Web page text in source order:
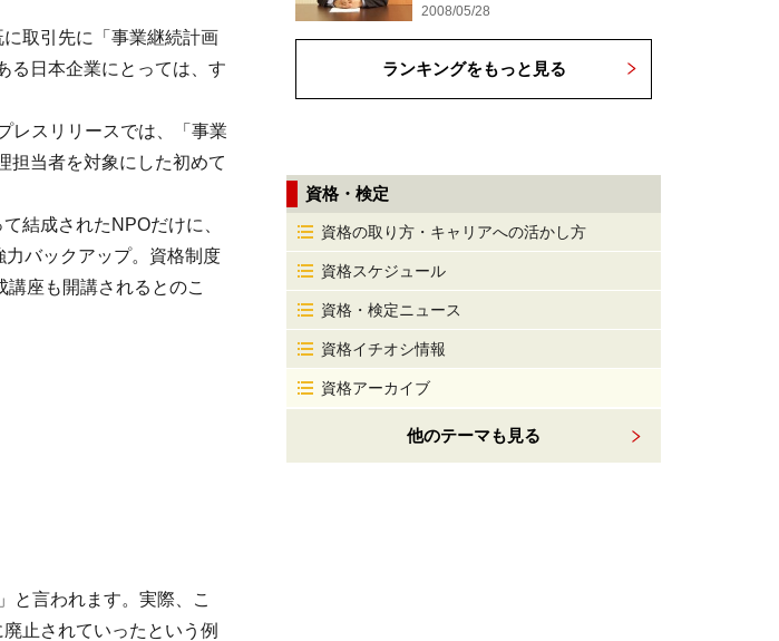
取引先に「事業継続計画
る日本企業にとっては、す
レスリリースでは、「事業
担当者を対象にした初めて
結成されたNPOだけに、
バックアップ。資格制度
座も開講されるとのこ
と言われます。実際、こ
止されていったという例
2008/05/28
ランキングをもっと見る
資格・検定
資格の取り方・キャリアへの活かし方
資格スケジュール
資格・検定ニュース
資格イチオシ情報
資格アーカイブ
他のテーマも見る